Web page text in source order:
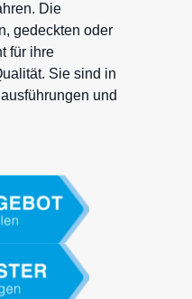
Die
gedeckten oder
für ihre
Sie sind in
und